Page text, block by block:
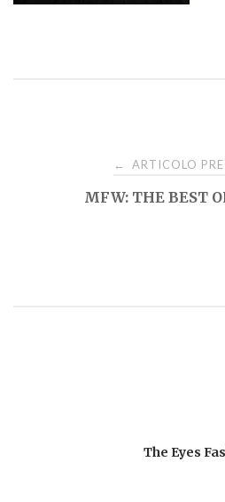
Navigazione
articoli
← ARTICOLO
MFW: THE BEST
The Eyes